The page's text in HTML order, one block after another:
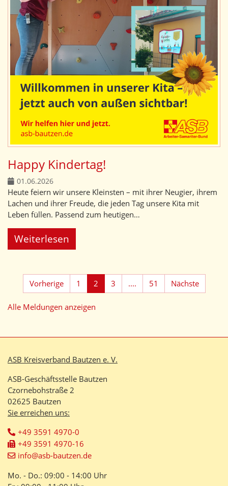
Happy Kindertag!
01.06.2026
Heute feiern wir unsere Kleinsten – mit ihrer Neugier, ihrem
Lachen und ihrer Freude, die jeden Tag unsere Kita mit
Leben füllen. Passend zum heutigen…
Weiterlesen
Vorherige 1 2 3 .... 51 Nächste
Alle Meldungen anzeigen
ASB Kreisverband Bautzen e. V.
ASB-Geschäftsstelle Bautzen
Czornebohstraße 2
02625 Bautzen
Sie erreichen uns:
+49 3591 4970-0
+49 3591 4970-16
info@asb-bautzen.de
Mo. - Do.: 09:00 - 14:00 Uhr